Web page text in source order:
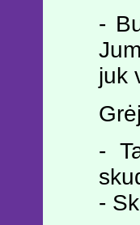
-
juk
-
-